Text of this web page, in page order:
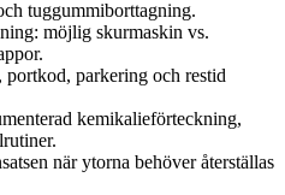
tuggummiborttagning.
möjlig skurmaskin vs.
parkering och restid
kemikalieförteckning,
när ytorna behöver återställas